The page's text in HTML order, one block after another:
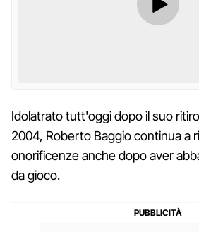
Idolatrato tutt'oggi dopo il suo
2004, Roberto Baggio continua a
onorificenze anche dopo aver
da gioco.